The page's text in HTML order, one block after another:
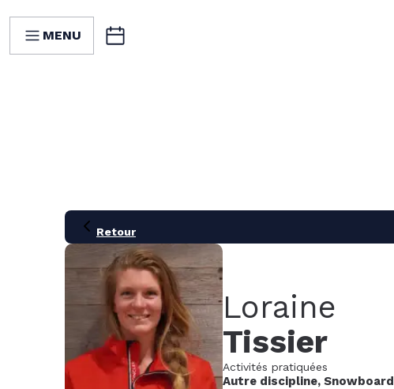
MENU
Retour
Loraine
Tissier
Activités pratiquées
Autre discipline, Snowboard
21
Nov.
2026
28
Déc.
12 19 26
2027